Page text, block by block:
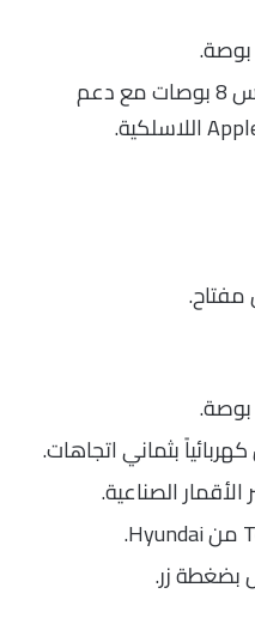
شاشة تعمل باللمس مقاس 8 بوصات مع دعم
بثماني اتجاهات.
الصناعية.
بضغطة زر.